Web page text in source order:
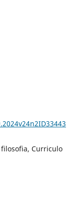
Curriculo